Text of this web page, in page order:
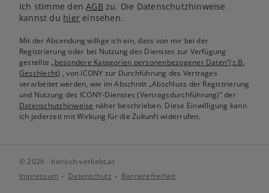
Ich stimme denAGB zu. Die Datenschutzhinweise
kannst du hiereinsehen.
Mit der Absendung willige ich ein, dass von mir bei der
Registrierung oder bei Nutzung des Dienstes zur Verfügung
gestellte„besondere Kategorien personenbezogener Daten“(z.B.
Geschlecht) , von ICONY zur Durchführung des Vertrages
verarbeitet werden, wie im Abschnitt „Abschluss der Registrierung
und Nutzung des ICONY-Dienstes (Vertragsdurchführung)“ der
Datenschutzhinweise näher beschrieben. Diese Einwilligung kann
ich jederzeit mit Wirkung für die Zukunft widerrufen.
© 2026 - tierisch-verliebt.at
Impressum
Datenschutz Barrierefreiheit